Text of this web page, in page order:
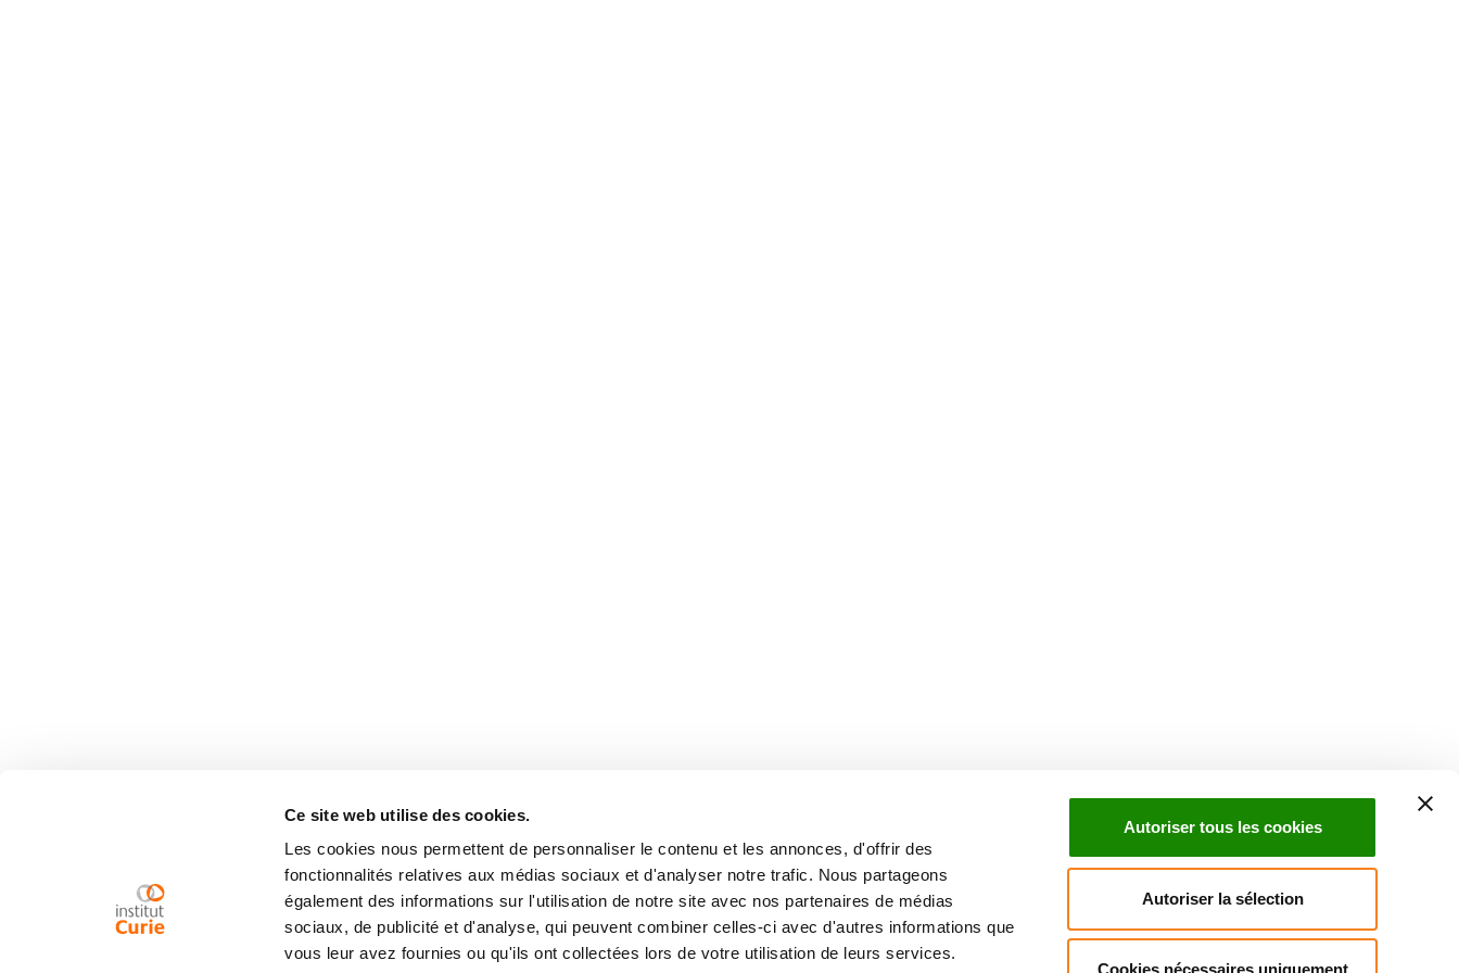
Ce site web utilise des cookies.
Les cookies nous permettent de personnaliser le contenu et les annonces, d'offrir des
fonctionnalités relatives aux médias sociaux et d'analyser notre trafic. Nous partageons
également des informations sur l'utilisation de notre site avec nos partenaires de médias
sociaux, de publicité et d'analyse, qui peuvent combiner celles-ci avec d'autres informations que
vous leur avez fournies ou qu'ils ont collectées lors de votre utilisation de leurs services.
Autoriser tous les cookies
Autoriser la sélection
Cookies nécessaires uniquement